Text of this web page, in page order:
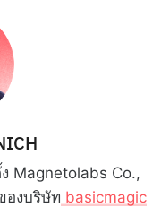
Magnetolabs Co.,
องบริษัท basicmagic